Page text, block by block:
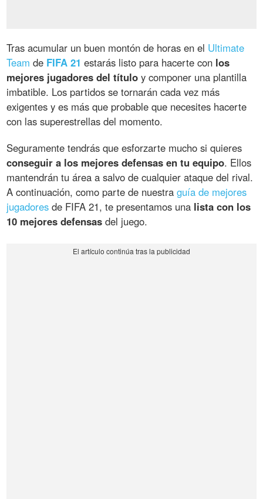
Tras acumular un buen montón de horas en el Ultimate
Team de FIFA 21 estarás listo para hacerte con los
mejores jugadores del título y componer una plantilla
imbatible. Los partidos se tornarán cada vez más
exigentes y es más que probable que necesites hacerte
con las superestrellas del momento.
Seguramente tendrás que esforzarte mucho si quieres
conseguir a los mejores defensas en tu equipo. Ellos
mantendrán tu área a salvo de cualquier ataque del rival.
A continuación, como parte de nuestraguía de mejores
jugadores de FIFA 21, te presentamos una lista con los
10 mejores defensas del juego.